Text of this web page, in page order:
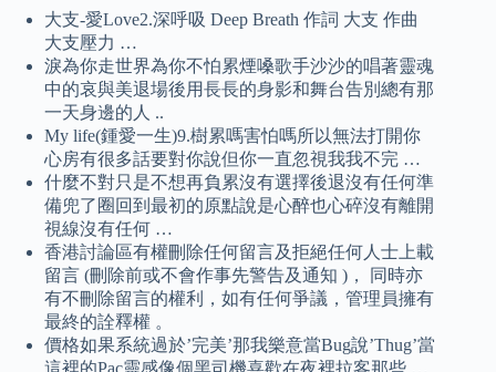
大支-愛Love2.深呼吸 Deep Breath 作詞 大支 作曲
大支壓力 …
淚為你走世界為你不怕累煙嗓歌手沙沙的唱著靈魂
中的哀與美退場後用長長的身影和舞台告別總有那
一天身邊的人 ..
My life(鍾愛一生)9.樹累嗎害怕嗎所以無法打開你
心房有很多話要對你說但你一直忽視我我不完 …
什麼不對只是不想再負累沒有選擇後退沒有任何準
備兜了圈回到最初的原點說是心醉也心碎沒有離開
視線沒有任何 …
香港討論區有權刪除任何留言及拒絕任何人士上載
留言 (刪除前或不會作事先警告及通知 )， 同時亦
有不刪除留言的權利，如有任何爭議，管理員擁有
最終的詮釋權 。
價格如果系統過於’完美’那我樂意當Bug說’Thug’當
這裡的Pac靈感像個黑司機喜歡在夜裡拉客那些 …